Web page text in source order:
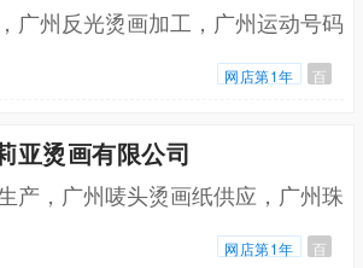
广州反光烫画加工，广州运动号码
网店第1年 百
亚烫画有限公司
产，广州唛头烫画纸供应，广州珠
网店第1年 百